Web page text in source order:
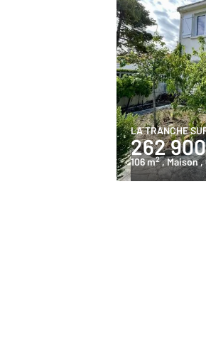
LA TRANCHE
262
106 m2 , Maison,